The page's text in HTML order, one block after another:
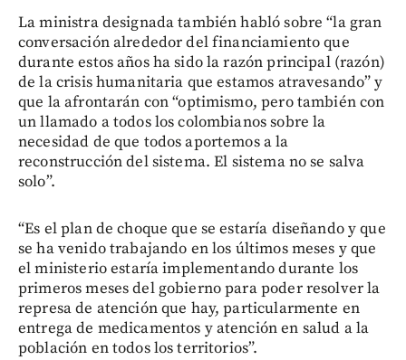
La ministra designada también habló sobre “la gran
conversación alrededor del financiamiento que
durante estos años ha sido la razón principal (razón)
de la crisis humanitaria que estamos atravesando” y
que la afrontarán con “optimismo, pero también con
un llamado a todos los colombianos sobre la
necesidad de que todos aportemos a la
reconstrucción del sistema. El sistema no se salva
solo”.
“Es el plan de choque que se estaría diseñando y que
se ha venido trabajando en los últimos meses y que
el ministerio estaría implementando durante los
primeros meses del gobierno para poder resolver la
represa de atención que hay, particularmente en
entrega de medicamentos y atención en salud a la
población en todos los territorios”.